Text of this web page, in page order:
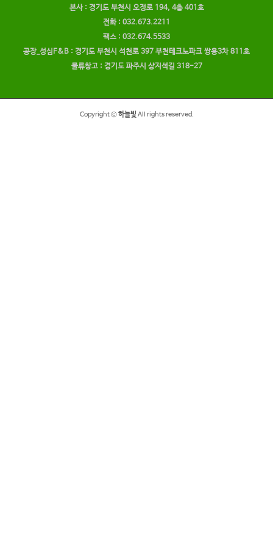
본사 : 경기도 부천시 오정로 194, 4층 401호
전화 : 032.673.2211
팩스 : 032.674.5533
공장_성심F&B : 경기도 부천시 석천로 397 부천테크노파크 쌍용3차 811호
물류창고 : 경기도 파주시 상지석길 318-27
Copyright ©하늘빛 All rights reserved.